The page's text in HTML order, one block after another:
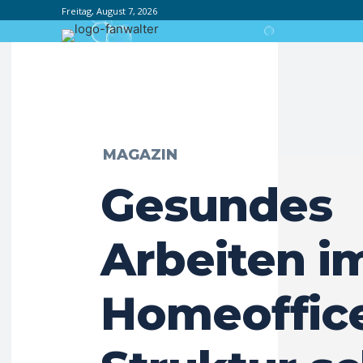
Freitag, August 7, 2026
MAGAZIN
Gesundes
Arbeiten